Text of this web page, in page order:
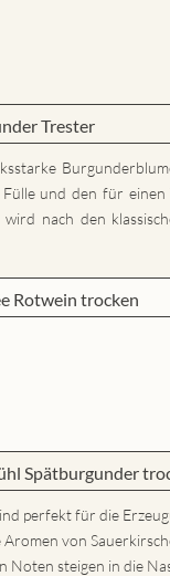
Trester
und den für einen
nach den
Rotwein trocken
Spätburgunder
perfekt für die
Aromen von
Noten steigen in die